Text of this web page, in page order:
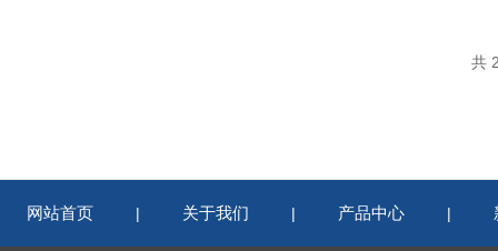
共
网站首页 | 关于我们 | 产品中心 |